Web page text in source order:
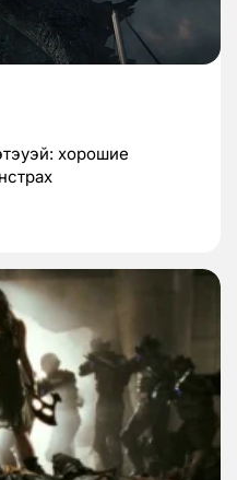
хорошие